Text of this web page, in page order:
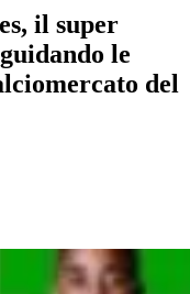
il super
le
del